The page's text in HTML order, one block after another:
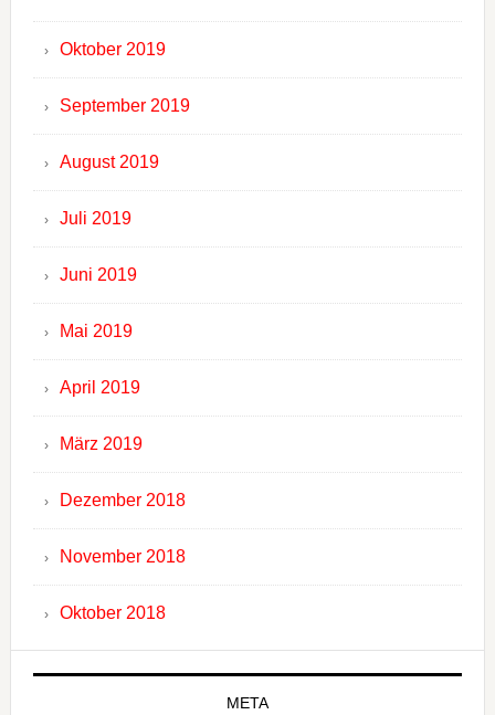
Oktober 2019
September 2019
August 2019
Juli 2019
Juni 2019
Mai 2019
April 2019
März 2019
Dezember 2018
November 2018
Oktober 2018
META